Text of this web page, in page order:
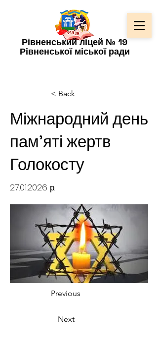
Рівненський ліцей № 19
Рівненської міської ради
< Back
Міжнародний день
пам'яті жертв
Голокосту
27.01.2026 р.
Previous
Next